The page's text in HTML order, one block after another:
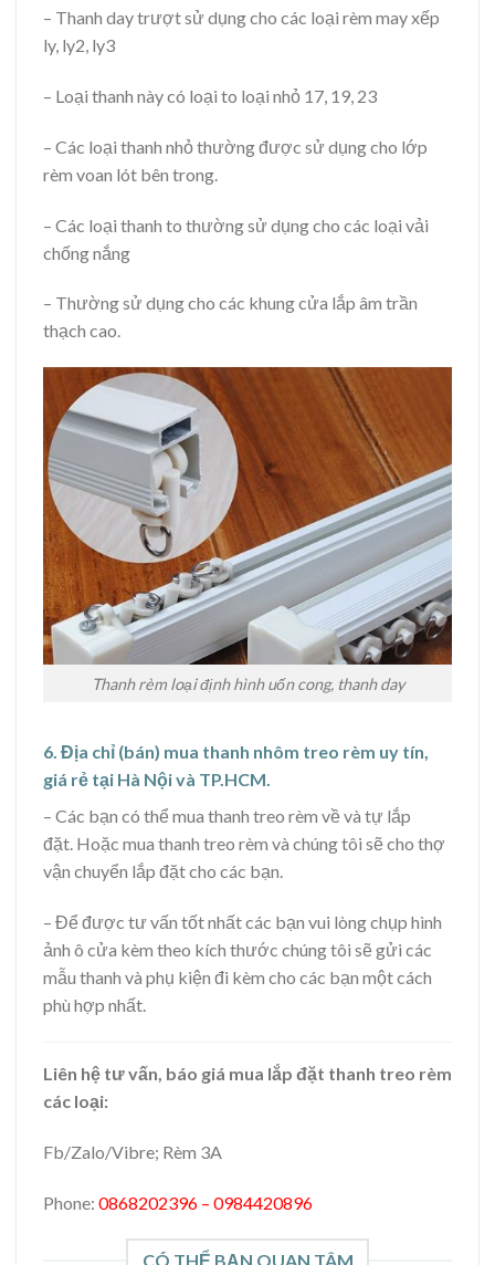
– Thanh day trượt sử dụng cho các loại rèm may xếp
ly, ly2, ly3
– Loại thanh này có loại to loại nhỏ 17, 19, 23
– Các loại thanh nhỏ thường được sử dụng cho lớp
rèm voan lót bên trong.
– Các loại thanh to thường sử dụng cho các loại vải
chống nắng
– Thường sử dụng cho các khung cửa lắp âm trần
thạch cao.
Thanh rèm loại định hình uốn cong, thanh day
6. Địa chỉ (bán) mua thanh nhôm treo rèm uy tín,
giá rẻ tại Hà Nội và TP.HCM.
– Các bạn có thể mua thanh treo rèm về và tự lắp
đặt. Hoặc mua thanh treo rèm và chúng tôi sẽ cho thợ
vận chuyển lắp đặt cho các bạn.
– Để được tư vấn tốt nhất các bạn vui lòng chụp hình
ảnh ô cửa kèm theo kích thước chúng tôi sẽ gửi các
mẫu thanh và phụ kiện đi kèm cho các bạn một cách
phù hợp nhất.
Liên hệ tư vấn, báo giá mua lắp đặt thanh treo rèm
các loại:
Fb/Zalo/Vibre; Rèm 3A
Phone: 0868202396 – 0984420896
CÓ THỂ BẠN QUAN TÂM